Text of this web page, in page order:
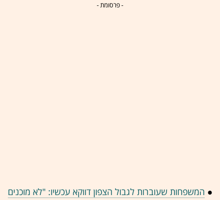
- פרסומת -
● המשפחות שעוברות לגבול הצפון דווקא עכשיו: "לא מוכנים